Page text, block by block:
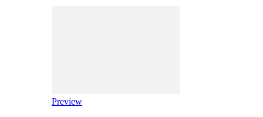
Preview